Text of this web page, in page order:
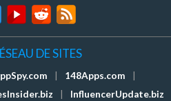
DE SITES
148Apps.com
InfluencerUpdate.biz